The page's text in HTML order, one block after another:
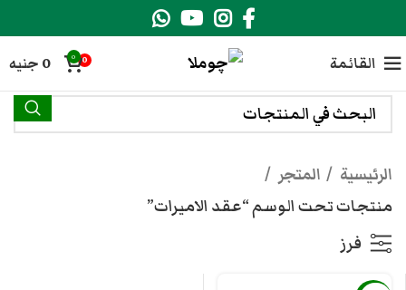
القائمة 0
0
0 جنيه
الرئيسية
المتجر
منتجات تحت الوسم “عقد الاميرات”
فرز